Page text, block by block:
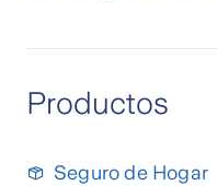
Productos
Seguro de Hogar